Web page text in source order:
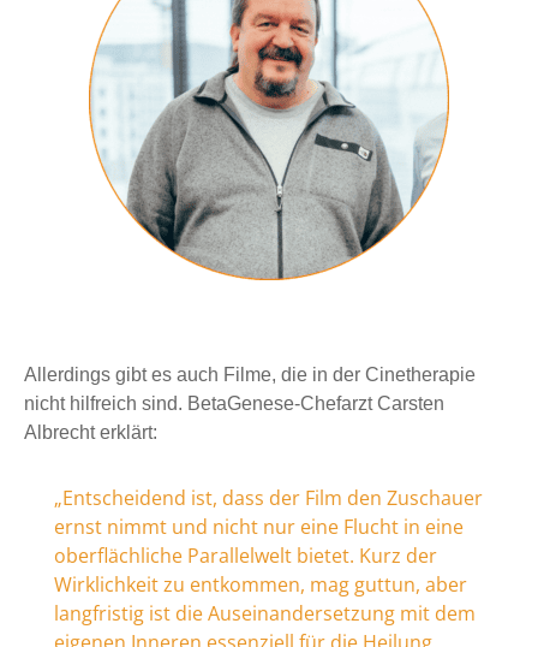
Allerdings gibt es auch Filme, die in der Cinetherapie
nicht hilfreich sind. BetaGenese-Chefarzt Carsten
Albrecht erklärt:
„Entscheidend ist, dass der Film den Zuschauer
ernst nimmt und nicht nur eine Flucht in eine
oberflächliche Parallelwelt bietet. Kurz der
Wirklichkeit zu entkommen, mag guttun, aber
langfristig ist die Auseinandersetzung mit dem